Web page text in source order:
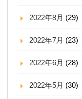
2022年8月 (29)
2022年7月 (23)
2022年6月 (28)
2022年5月 (30)